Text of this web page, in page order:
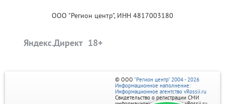
ООО "Регион центр", ИНН 4817003180
Яндекс.Директ
© ООО "Регион центр" 2004 - 2026
Информационное наполнение:
Информационное агентство vRossii.ru
Свидетельство о регистрации СМИ